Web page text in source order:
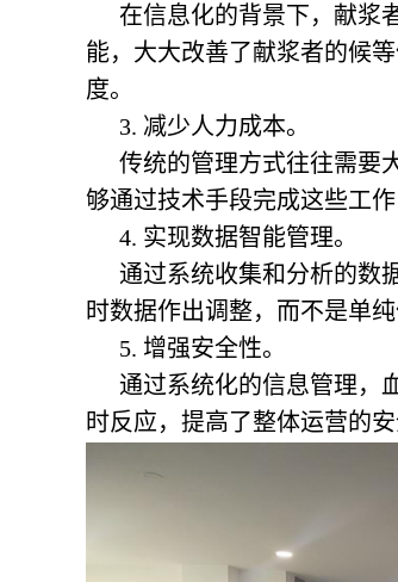
在信息化的背景下，献浆
能，大大改善了献浆者的候
度。
3. 减少人力成本。
传统的管理方式往往需要
够通过技术手段完成这些工
4. 实现数据智能管理。
通过系统收集和分析的数
时数据作出调整，而不是单
5. 增强安全性。
通过系统化的信息管理，
时反应，提高了整体运营的安